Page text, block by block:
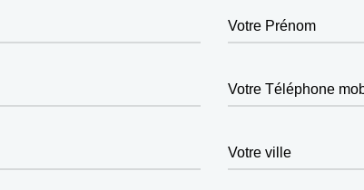
Votre Prénom
Votre Téléphone
Votre ville